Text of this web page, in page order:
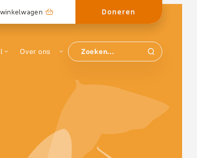
winkelwagen Doneren
Over ons